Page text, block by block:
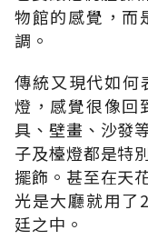
物館的感覺，而
調。
傳統又現代如何
燈，感覺很像回
具、壁畫、沙發
子及檯燈都是特
擺飾。甚至在天
光是大廳就用了
廷之中。